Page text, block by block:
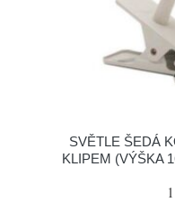
SVĚTLE ŠEDÁ
KLIPEM (VÝŠKA